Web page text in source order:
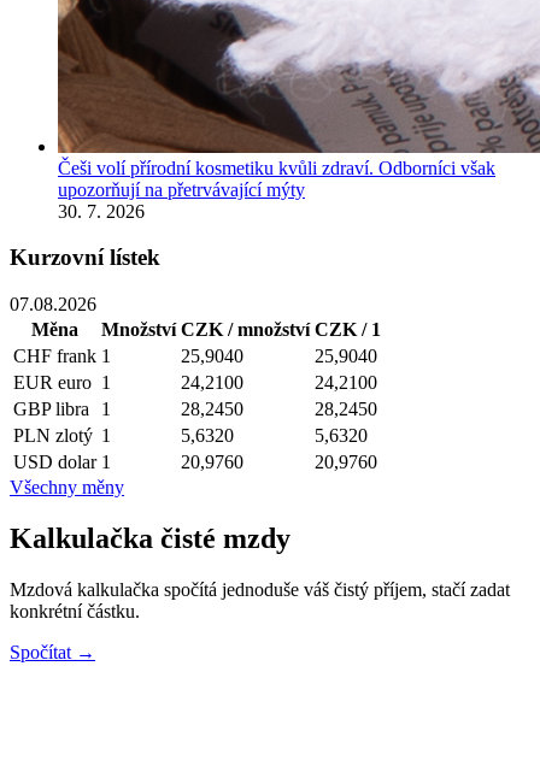
Češi volí přírodní kosmetiku kvůli zdraví. Odborníci však
upozorňují na přetrvávající mýty
30. 7. 2026
Kurzovní lístek
07.08.2026
Měna
Množství CZK / množství CZK / 1
CHF frank 1 25,9040
25,9040
EUR euro 1 24,2100
24,2100
GBP libra 1 28,2450
28,2450
PLN zlotý 1 5,6320
5,6320
USD dolar 1 20,9760
20,9760
Všechny měny
Kalkulačka čisté mzdy
Mzdová kalkulačka spočítá jednoduše váš čistý příjem, stačí zadat
konkrétní částku.
Spočítat →